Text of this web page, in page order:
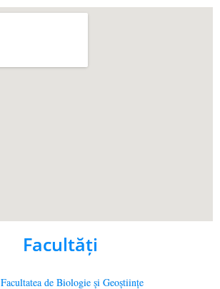
Facultăţi
Facultatea de Biologie și Geoștiințe